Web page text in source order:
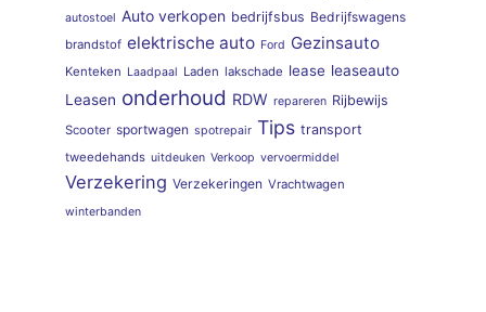
autostoel Auto verkopen bedrijfsbus Bedrijfswagens
brandstof elektrische auto Ford Gezinsauto
Kenteken Laadpaal Laden lakschade lease leaseauto
Leasen onderhoud RDW repareren Rijbewijs
Scooter sportwagen spotrepair Tips transport
tweedehands uitdeuken Verkoop vervoermiddel
Verzekering Verzekeringen Vrachtwagen
winterbanden